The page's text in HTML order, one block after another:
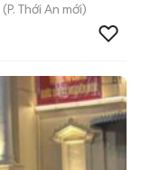
(P. Thới An mới)